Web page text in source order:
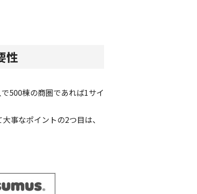
性
500棟の商圏であれば1サイ
事なポイントの2つ目は、